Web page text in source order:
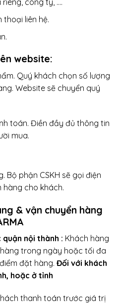
công ty, ….
thoại liên hệ.
website:
Quý khách chọn số lượng
Website sẽ chuyển quý
toán. Điền đầy đủ thông tin
mua.
Bộ phận CSKH sẽ gọi điện
cho khách.
& vận chuyển hàng
nội thành : Khách hàng
trong ngày hoặc tối đa
đặt hàng. Đối với khách
hoặc ở tỉnh
thanh toán trước giá trị